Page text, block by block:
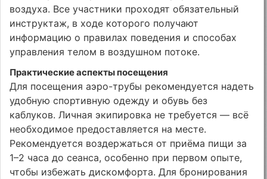
воздуха. Все участники проходят обязательный
инструктаж, в ходе которого получают
информацию о правилах поведения и способах
управления телом в воздушном потоке.
Практические аспекты посещения
Для посещения аэро-трубы рекомендуется надеть
удобную спортивную одежду и обувь без
каблуков. Личная экипировка не требуется — всё
необходимое предоставляется на месте.
Рекомендуется воздержаться от приёма пищи за
1–2 часа до сеанса, особенно при первом опыте,
чтобы избежать дискомфорта. Для бронирования